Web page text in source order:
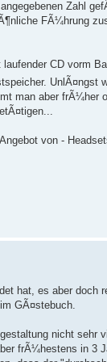
Zahl
FÃ¼hrung
CD vorm
UnlÃ¤ngst
man aber frÃ¼her
von -
hat, es aber doch
GÃ¤stebuch.
nicht
frÃ¼hestens in 3